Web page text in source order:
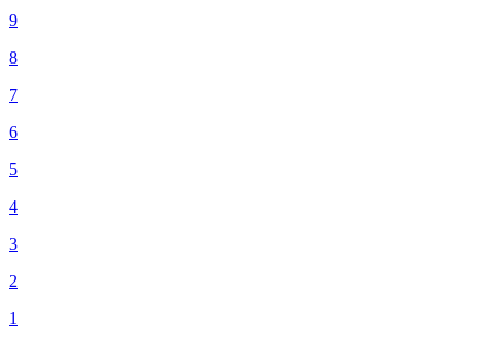
9
8
7
6
5
4
3
2
1